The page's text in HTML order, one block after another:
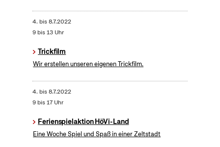
4. bis8.7.2022
9 bis 13 Uhr
Trickfilm
Wir erstellen unseren eigenen Trickfilm.
4. bis8.7.2022
9 bis 17 Uhr
Ferienspielaktion HöVi-Land
Eine Woche Spiel und Spaß in einer Zeltstadt